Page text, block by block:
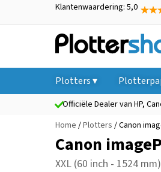
Klantenwaardering: 5,0
Plotters ▾
Officiële Dealer van HP,
Home /Plotters / Canon
Canon
XXL (60 inch - 1524